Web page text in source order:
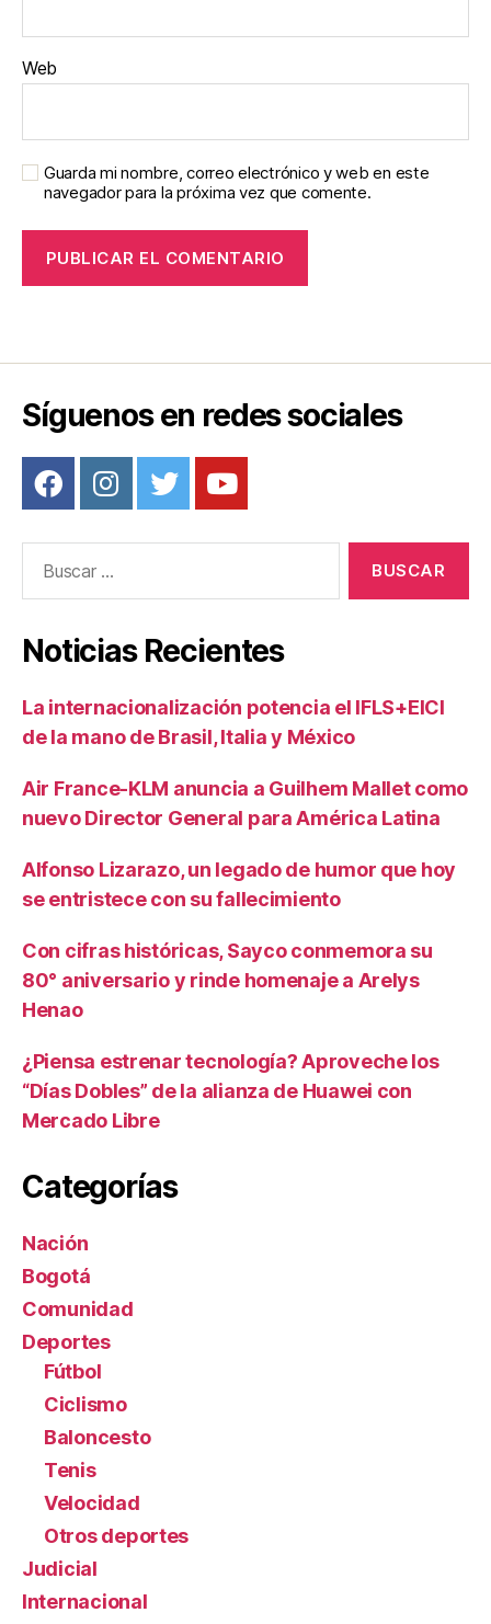
Web
Guarda mi nombre, correo electrónico y web en este
navegador para la próxima vez que comente.
Síguenos en redes sociales
Noticias Recientes
La internacionalización potencia el IFLS+EICI
de la mano de Brasil, Italia y México
Air France-KLM anuncia a Guilhem Mallet como
nuevo Director General para América Latina
Alfonso Lizarazo, un legado de humor que hoy
se entristece con su fallecimiento
Con cifras históricas, Sayco conmemora su
80° aniversario y rinde homenaje a Arelys
Henao
¿Piensa estrenar tecnología? Aproveche los
“Días Dobles” de la alianza de Huawei con
Mercado Libre
Categorías
Nación
Bogotá
Comunidad
Deportes
Fútbol
Ciclismo
Baloncesto
Tenis
Velocidad
Otros deportes
Judicial
Internacional